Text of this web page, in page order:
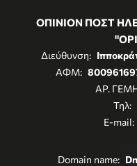
ΟΠΙΝΙΟΝ ΠΟΣΤ
Διεύθυνση:
ΑΦΜ:
ΑΡ.
Τηλ:
E-mail:
Domain name: